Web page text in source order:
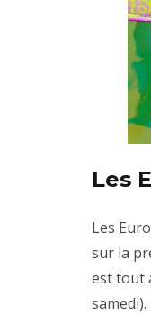
Les
Les
sur la
est tout
samedi).